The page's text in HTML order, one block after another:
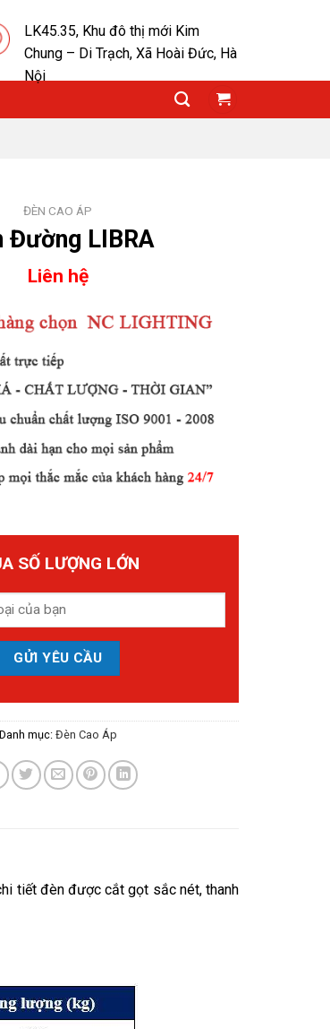
LK45.35, Khu đô thị mới Kim
Chung – Di Trạch, Xã Hoài Đức, Hà
Nội
ĐÈN CAO ÁP
Đường LIBRA
Liên hệ
SỐ LƯỢNG LỚN
Danh mục: Đèn Cao Áp
tiết đèn được cắt gọt sắc nét, thanh